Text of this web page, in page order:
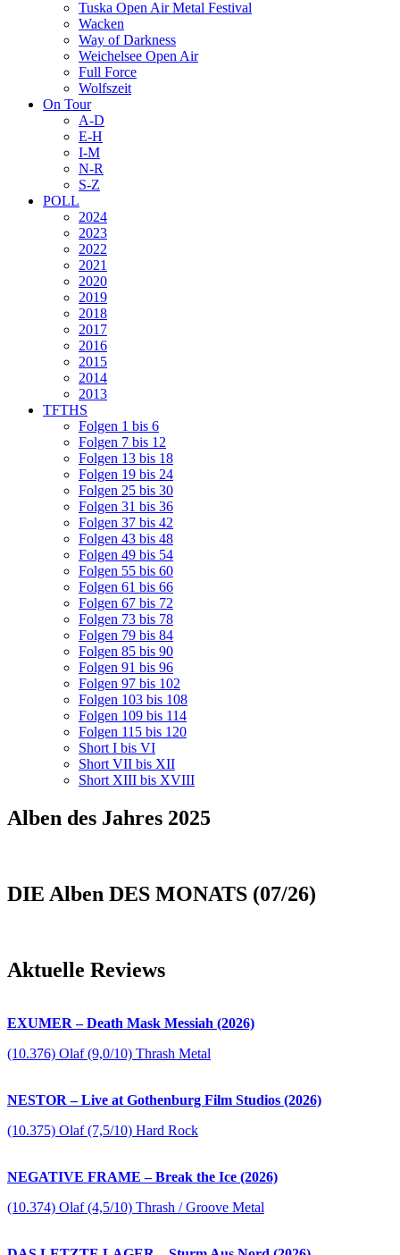
Tuska Open Air Metal Festival
Wacken
Way of Darkness
Weichelsee Open Air
Full Force
Wolfszeit
On Tour
A-D
E-H
I-M
N-R
S-Z
POLL
2024
2023
2022
2021
2020
2019
2018
2017
2016
2015
2014
2013
TFTHS
Folgen 1 bis 6
Folgen 7 bis 12
Folgen 13 bis 18
Folgen 19 bis 24
Folgen 25 bis 30
Folgen 31 bis 36
Folgen 37 bis 42
Folgen 43 bis 48
Folgen 49 bis 54
Folgen 55 bis 60
Folgen 61 bis 66
Folgen 67 bis 72
Folgen 73 bis 78
Folgen 79 bis 84
Folgen 85 bis 90
Folgen 91 bis 96
Folgen 97 bis 102
Folgen 103 bis 108
Folgen 109 bis 114
Folgen 115 bis 120
Short I bis VI
Short VII bis XII
Short XIII bis XVIII
Alben des Jahres 2025
DIE Alben DES MONATS (07/26)
Aktuelle Reviews
EXUMER – Death Mask Messiah (2026)
(10.376) Olaf (9,0/10) Thrash Metal
NESTOR – Live at Gothenburg Film Studios (2026)
(10.375) Olaf (7,5/10) Hard Rock
NEGATIVE FRAME – Break the Ice (2026)
(10.374) Olaf (4,5/10) Thrash / Groove Metal